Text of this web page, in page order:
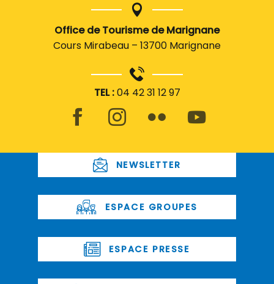
Office de Tourisme de Marignane
Cours Mirabeau – 13700 Marignane
TEL :04 42 31 12 97
NEWSLETTER
ESPACE GROUPES
ESPACE PRESSE